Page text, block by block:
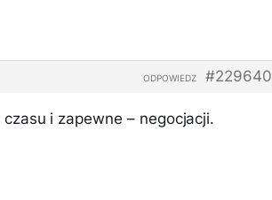
#229640
ODPOWIEDZ
i zapewne – negocjacji.